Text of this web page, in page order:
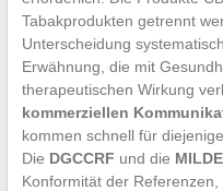
Tabakprodukten getrennt
Unterscheidung
Erwähnung, die mit
therapeutischen Wirkung
kommerziellen
kommen schnell für
Die DGCCRF und die
Konformität der